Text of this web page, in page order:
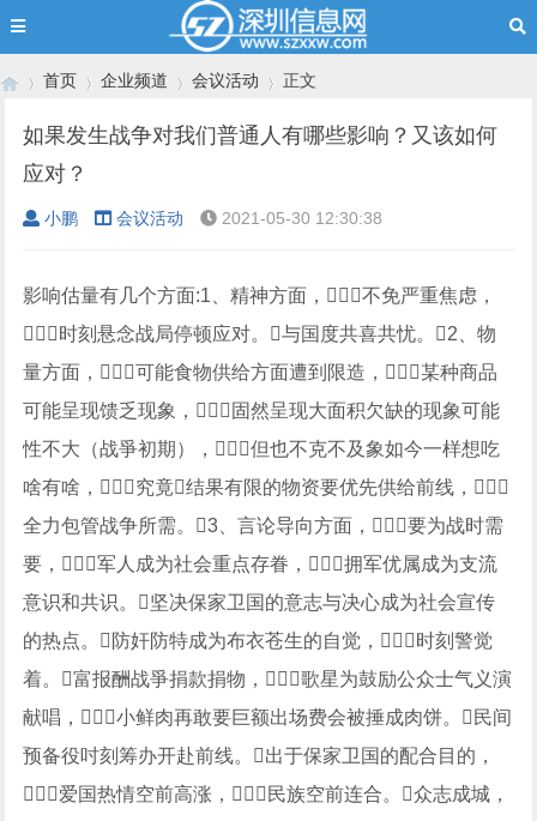
›
首页
›
企业频道 会议活动 正文
如果发生战争对我们普通人有哪些影响？又该如何
应对？
小鹏 会议活动 2021-05-30 12:30:38
影响估量有几个方面:1、精神方面，不免严重焦虑，
时刻悬念战局停顿应对。与国度共喜共忧。2、物
量方面，可能食物供给方面遭到限造，某种商品
可能呈现馈乏现象，固然呈现大面积欠缺的现象可能
性不大（战爭初期），但也不克不及象如今一样想吃
啥有啥，究竟结果有限的物资要优先供给前线，
全力包管战争所需。3、言论导向方面，要为战时需
要，军人成为社会重点存眷，拥军优属成为支流
意识和共识。坚决保家卫国的意志与决心成为社会宣传
的热点。防奸防特成为布衣苍生的自觉，时刻警觉
着。富报酬战爭捐款捐物，歌星为鼓励公众士气义演
献唱，小鲜肉再敢要巨额出场费会被捶成肉饼。民间
预备役吋刻筹办开赴前线。出于保家卫国的配合目的，
爱国热情空前高涨，民族空前连合。众志成城，